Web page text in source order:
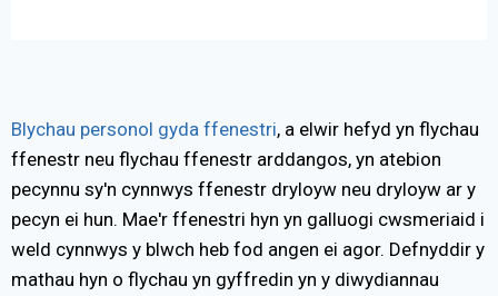
Blychau personol gyda ffenestri, a elwir hefyd yn flychau
ffenestr neu flychau ffenestr arddangos, yn atebion
pecynnu sy'n cynnwys ffenestr dryloyw neu dryloyw ar y
pecyn ei hun. Mae'r ffenestri hyn yn galluogi cwsmeriaid i
weld cynnwys y blwch heb fod angen ei agor. Defnyddir y
mathau hyn o flychau yn gyffredin yn y diwydiannau